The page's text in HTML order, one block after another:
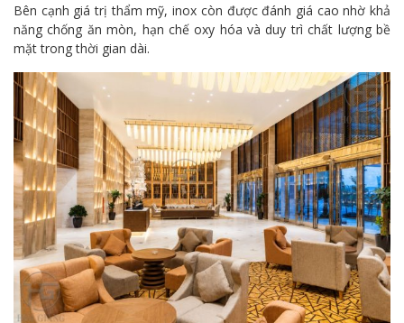
Bên cạnh giá trị thẩm mỹ, inox còn được đánh giá cao nhờ khả
năng chống ăn mòn, hạn chế oxy hóa và duy trì chất lượng bề
mặt trong thời gian dài.